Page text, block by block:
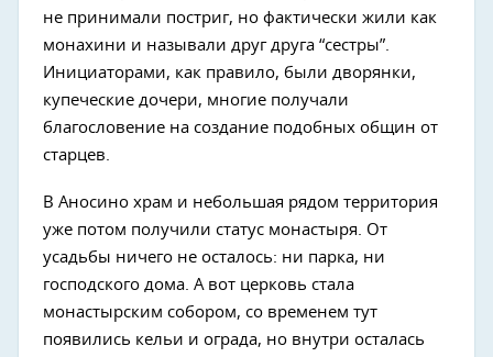
не принимали постриг, но фактически жили как
монахини и называли друг друга “сестры”.
Инициаторами, как правило, были дворянки,
купеческие дочери, многие получали
благословение на создание подобных общин от
старцев.
В Аносино храм и небольшая рядом территория
уже потом получили статус монастыря. От
усадьбы ничего не осталось: ни парка, ни
господского дома. А вот церковь стала
монастырским собором, со временем тут
появились кельи и ограда, но внутри осталась